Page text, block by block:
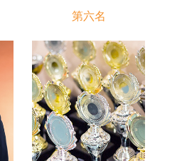
第六名